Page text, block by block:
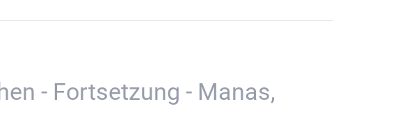
- Fortsetzung - Manas,